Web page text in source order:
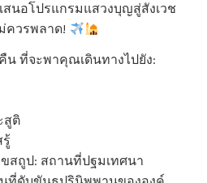
สนอโปรแกรมแสวงบุญสู่สังเวช
ควรพลาด!
น ที่จะพาคุณเดินทางไปยัง:
สูติ
สถูป: สถานที่ปฐมเทศนา